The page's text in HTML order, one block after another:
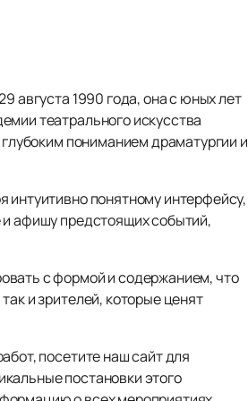
августа 1990 года, она с юных лет
театрального искусства
пониманием драматургии и
интуитивно понятному интерфейсу,
и афишу предстоящих событий,
с формой и содержанием, что
и зрителей, которые ценят
посетите наш сайт для
постановки этого